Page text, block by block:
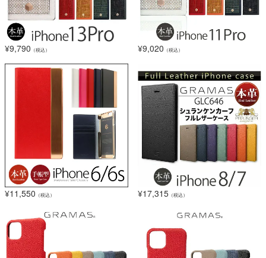
¥9,790 （税込） ¥9,020 （税込）
¥11,550 （税込） ¥17,315 （税込）